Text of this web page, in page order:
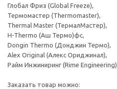
Глобал Фриз (Global Freeze),
Термомастер (Thermomaster),
Thermal Master (ТермалМастер),
H-Thermo (Аш Термо)фс,
Dongin Thermo (Донджин Термо),
Alex Original (Алекс Ориджинал),
Райм Инжиниринг (Rime Engineering)
Заказать товар можно: